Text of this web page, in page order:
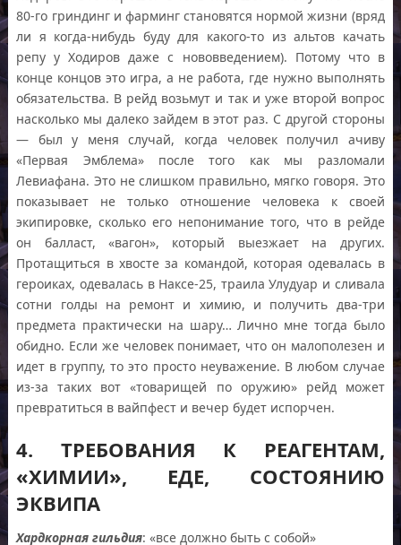
80-го гриндинг и фарминг становятся нормой жизни (вряд
ли я когда-нибудь буду для какого-то из альтов качать
репу у Ходиров даже с нововведением). Потому что в
конце концов это игра, а не работа, где нужно выполнять
обязательства. В рейд возьмут и так и уже второй вопрос
насколько мы далеко зайдем в этот раз. С другой стороны
— был у меня случай, когда человек получил ачиву
«Первая Эмблема» после того как мы разломали
Левиафана. Это не слишком правильно, мягко говоря. Это
показывает не только отношение человека к своей
экипировке, сколько его непонимание того, что в рейде
он балласт, «вагон», который выезжает на других.
Протащиться в хвосте за командой, которая одевалась в
героиках, одевалась в Наксе-25, траила Улудуар и сливала
сотни голды на ремонт и химию, и получить два-три
предмета практически на шару… Лично мне тогда было
обидно. Если же человек понимает, что он малополезен и
идет в группу, то это просто неуважение. В любом случае
из-за таких вот «товарищей по оружию» рейд может
превратиться в вайпфест и вечер будет испорчен.
4. ТРЕБОВАНИЯ К РЕАГЕНТАМ,
«ХИМИИ», ЕДЕ, СОСТОЯНИЮ
ЭКВИПА
Хардкорная гильдия: «все должно быть с собой»